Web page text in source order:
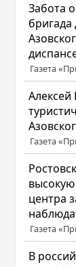
Забота
бригада
Газета
Алексей
Газета
центра
Газета
В